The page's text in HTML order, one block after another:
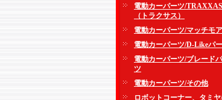
電動カーパーツ/TRAXXAS
（トラクサス）
電動カーパーツ/マッチモア
電動カーパーツ/D-Likeパ
電動カーパーツ/ブレード
ツ
電動カーパーツ/その他
ロボットコーナー、タミ